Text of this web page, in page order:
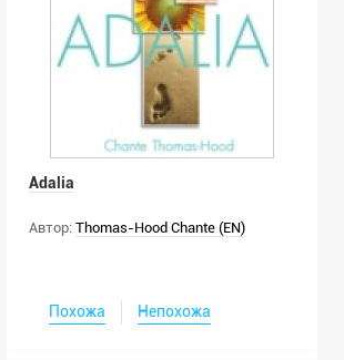
Adalia
Автор: Thomas-Hood Chante (EN)
Похожа Непохожа